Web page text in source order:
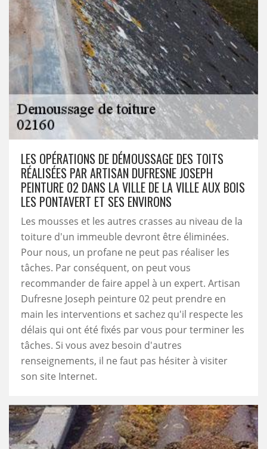
LES OPÉRATIONS DE DÉMOUSSAGE DES TOITS
RÉALISÉES PAR ARTISAN DUFRESNE JOSEPH
PEINTURE 02 DANS LA VILLE DE LA VILLE AUX BOIS
LES PONTAVERT ET SES ENVIRONS
Les mousses et les autres crasses au niveau de la
toiture d'un immeuble devront être éliminées.
Pour nous, un profane ne peut pas réaliser les
tâches. Par conséquent, on peut vous
recommander de faire appel à un expert. Artisan
Dufresne Joseph peinture 02 peut prendre en
main les interventions et sachez qu'il respecte les
délais qui ont été fixés par vous pour terminer les
tâches. Si vous avez besoin d'autres
renseignements, il ne faut pas hésiter à visiter
son site Internet.